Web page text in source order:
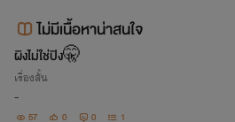
ไม่มีเนื้อหาน่าสนใจ
ผิงไม่ใช่ปิง🤫
เรื่องสั้น
-
57 0 0 1